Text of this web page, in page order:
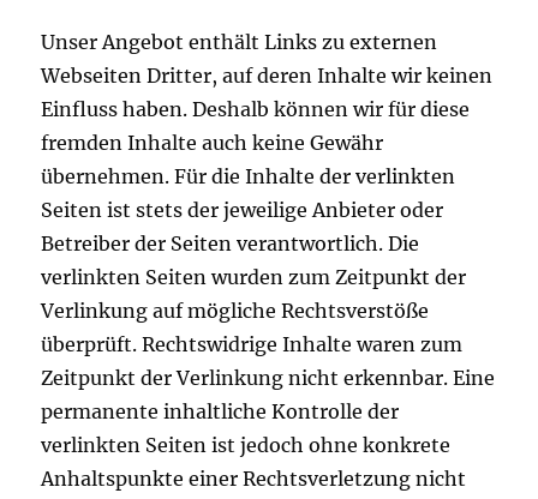
Unser Angebot enthält Links zu externen
Webseiten Dritter, auf deren Inhalte wir keinen
Einfluss haben. Deshalb können wir für diese
fremden Inhalte auch keine Gewähr
übernehmen. Für die Inhalte der verlinkten
Seiten ist stets der jeweilige Anbieter oder
Betreiber der Seiten verantwortlich. Die
verlinkten Seiten wurden zum Zeitpunkt der
Verlinkung auf mögliche Rechtsverstöße
überprüft. Rechtswidrige Inhalte waren zum
Zeitpunkt der Verlinkung nicht erkennbar. Eine
permanente inhaltliche Kontrolle der
verlinkten Seiten ist jedoch ohne konkrete
Anhaltspunkte einer Rechtsverletzung nicht